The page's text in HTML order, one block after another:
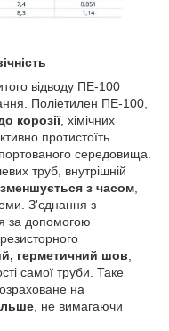
відводу ПЕ-100
Поліетилен ПЕ-100,
корозії, хімічних
протистоїть
середовища.
труб, внутрішній
з часом
З'єднання з
за допомогою
герметичний шов
самої труби. Таке
на
, не вимагаючи